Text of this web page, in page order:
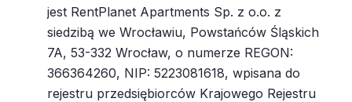
jest RentPlanet Apartments Sp. z o.o. z
siedzibą we Wrocławiu, Powstańców Śląskich
7A, 53-332 Wrocław, o numerze REGON:
366364260, NIP: 5223081618, wpisana do
rejestru przedsiębiorców Krajowego Rejestru